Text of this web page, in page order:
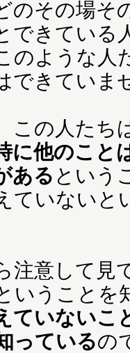
のその場そ
できている
のような人
できていま
の人たち
に他のこと
ある という
ていないと
注意して見
いうことを
ていないこ
っているの